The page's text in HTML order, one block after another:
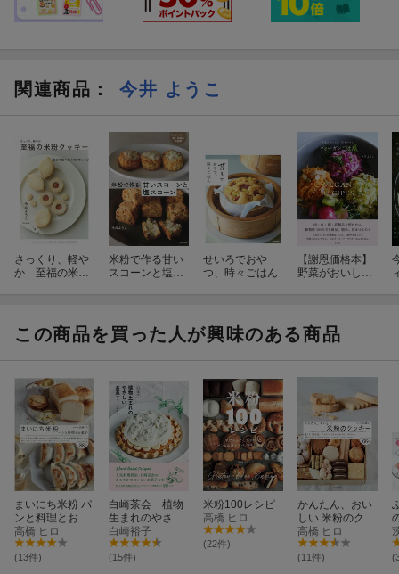
関連商品 ： 今井 ようこ
さっくり、軽や
か 至福の米粉
米粉で作る甘い
スコーンと塩ス
せいろでおや
つ、時々ごはん
【謝恩価格本】
野菜がおいし
この商品を買った人が興味のある商品
まいにち米粉 パ
ンと料理とお菓
子
高橋 ヒロ
(13件)
白崎茶会 植物
生まれのやさし
いお菓子〜卵、
小麦粉、乳製品
を使わないかろ
白崎裕子
(15件)
米粉100レシピ
高橋 ヒロ
(22件)
かんたん、おい
しい 米粉のクッ
キー
高橋 ヒロ
(11件)